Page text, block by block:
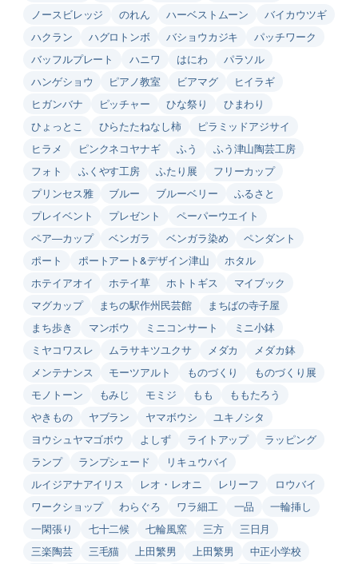
ノースビレッジ
のれん ハーベストムーン
バイカウツギ
ハクラン
ハグロトンボ バショウカジキ
パッチワーク
バッフルプレート
ハニワ はにわ
パラソル
ハンゲショウ
ピアノ教室 ビアマグ
ヒイラギ
ヒガンバナ
ピッチャー ひな祭り
ひまわり
ひょっとこ
ひらたたねなし柿
ピラミッドアジサイ
ヒラメ
ピンクネコヤナギ ふう
ふう津山陶芸工房
フォト
ふくやす工房 ふたり展
フリーカップ
プリンセス雅
ブルー ブルーベリー
ふるさと
プレイベント
プレゼント
ペーパーウエイト
ペア―カップ
ベンガラ ベンガラ染め
ペンダント
ポート
ポートアート&デザイン津山
ホタル
ホテイアオイ
ホテイ草 ホトトギス
マイブック
マグカップ
まちの駅作州民芸館
まちばの寺子屋
まち歩き
マンボウ ミニコンサート
ミニ小鉢
ミヤコワスレ
ムラサキツユクサ メダカ
メダカ鉢
メンテナンス
モーツアルト ものづくり
ものづくり展
モノトーン
もみじ モミジ もも
ももたろう
やきもの
ヤブラン ヤマボウシ
ユキノシタ
ヨウシュヤマゴボウ
よしず ライトアップ
ラッピング
ランプ
ランプシェード
リキュウバイ
ルイジアナアイリス
レオ・レオニ レリーフ
ロウバイ
ワークショップ
わらぐろ ワラ細工 一品
一輪挿し
一閑張り
七十二候 七輪風窯 三方
三日月
三楽陶芸
三毛猫 上田繁男 上田繁男
中正小学校